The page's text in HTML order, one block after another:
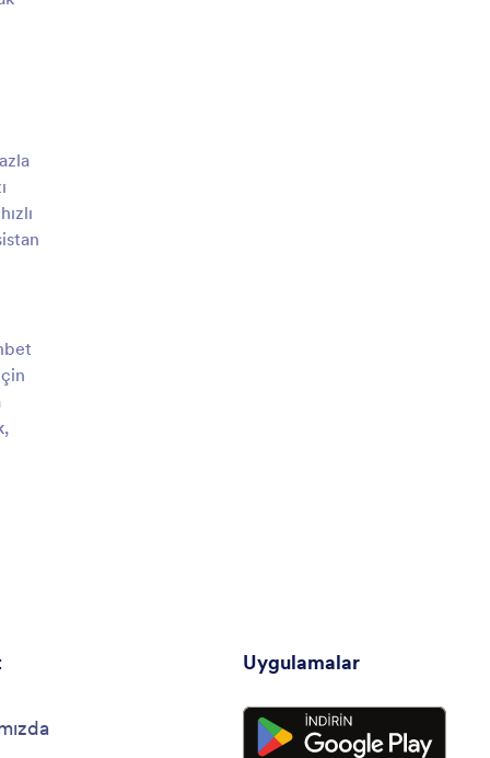
Uygulamalar